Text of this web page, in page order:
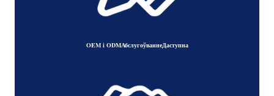
OEM і ODMАбслугоўваннеДаступна